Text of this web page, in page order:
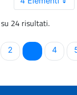
24 risultati.
Pagina
2 Pagina
4